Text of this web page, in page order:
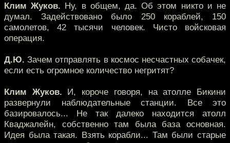
Клим Жуков. Ну, в общем, да. Об этом никто и не
думал. Задействовано было 250 кораблей, 150
самолетов, 42 тысячи человек. Чисто войсковая
операция.
Д.Ю. Зачем отправлять в космос несчастных собачек,
если есть огромное количество негритят?
Клим Жуков. И, короче говоря, на атолле Бикини
развернули наблюдательные станции. Все это
базировалось... Не так далеко находится атолл
Кваджалейн, собственно там была база основная.
Идея была такая. Взять корабли... Там были старые